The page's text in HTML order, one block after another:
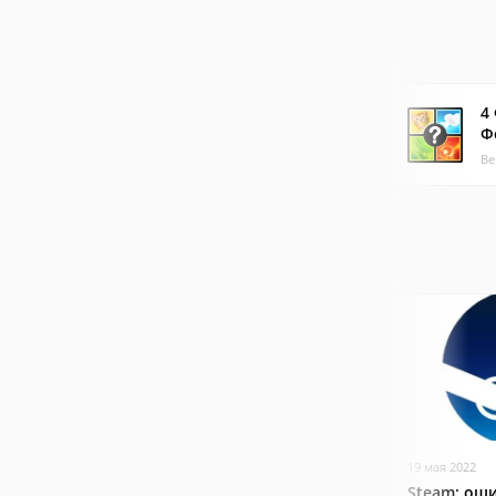
4
19 мая 2022